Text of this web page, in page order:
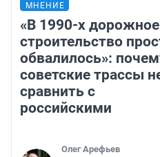
МНЕНИЕ
«В 1990-х дорожное
строительство
обвалилось»:
советские трассы
сравнить с
российскими
Олег Арефьев